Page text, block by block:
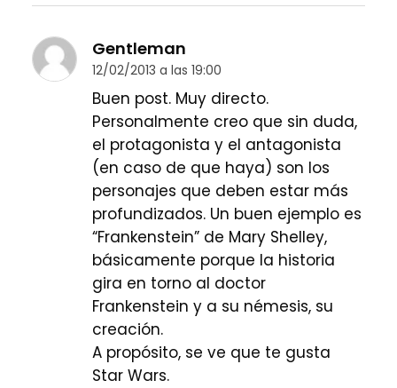
Gentleman
12/02/2013 a las 19:00
Buen post. Muy directo.
Personalmente creo que sin duda,
el protagonista y el antagonista
(en caso de que haya) son los
personajes que deben estar más
profundizados. Un buen ejemplo es
“Frankenstein” de Mary Shelley,
básicamente porque la historia
gira en torno al doctor
Frankenstein y a su némesis, su
creación.
A propósito, se ve que te gusta
Star Wars.